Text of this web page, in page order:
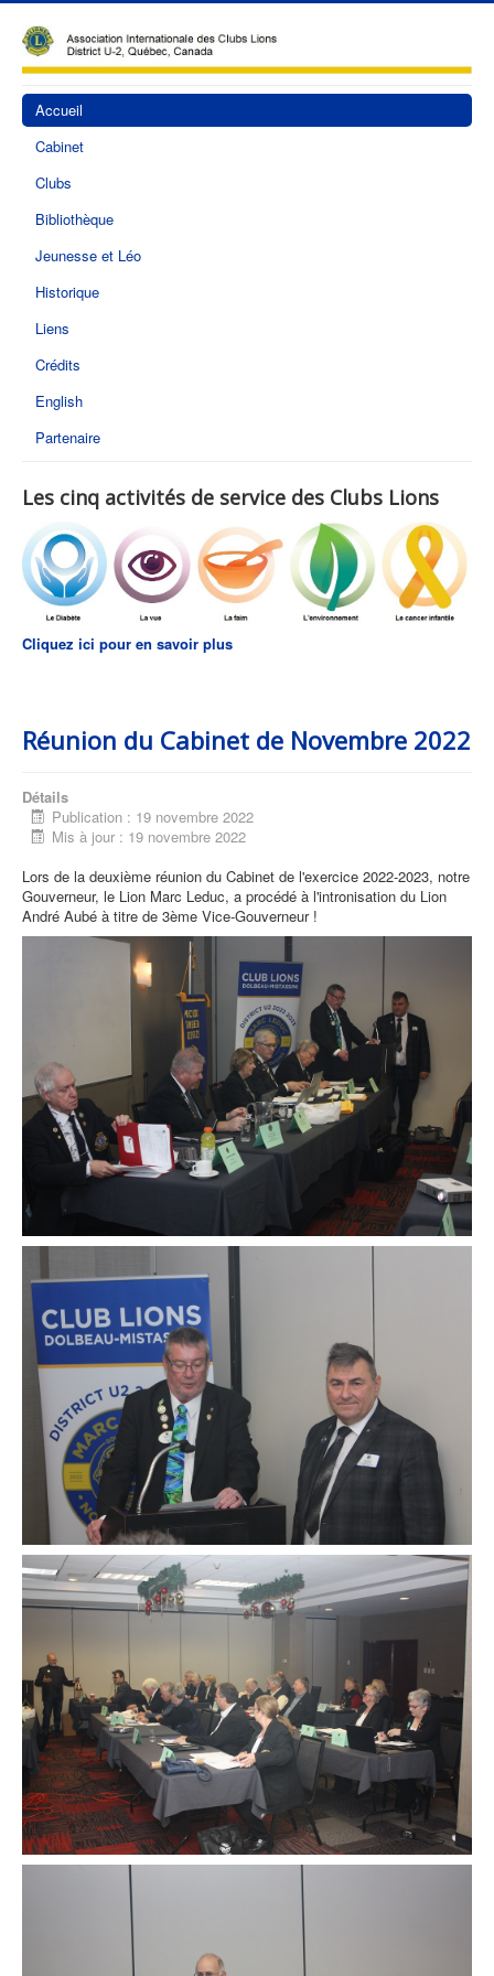
Accueil
Cabinet
Clubs
Bibliothèque
Jeunesse et Léo
Historique
Liens
Crédits
English
Partenaire
Les cinq activités de service des Clubs Lions
Cliquez ici pour en savoir plus
Réunion du Cabinet de Novembre 2022
Détails
Publication : 19 novembre 2022
Mis à jour : 19 novembre 2022
Lors de la deuxième réunion du Cabinet de l'exercice 2022-2023, notre
Gouverneur, le Lion Marc Leduc, a procédé à l'intronisation du Lion
André Aubé à titre de 3ème Vice-Gouverneur !